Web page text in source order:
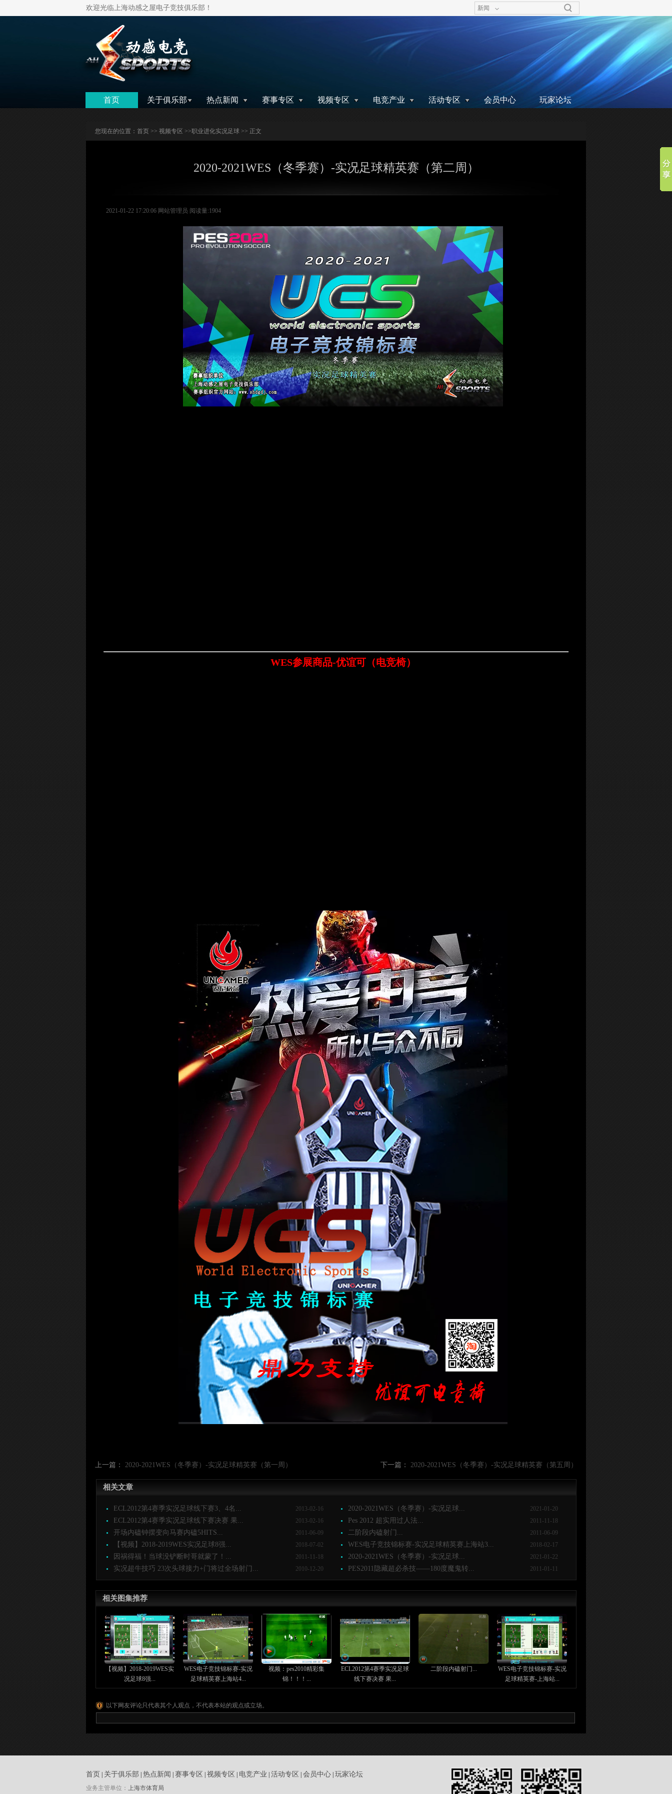
欢迎光临上海动感之屋电子竞技俱乐部！ 新闻
首页 关于俱乐部 热点新闻 赛事专区 视频专区 电竞产业 活动专区 会员中心 玩家论坛
您现在的位置： 首页 >> 视频专区 >>职业进化实况足球 >> 正文
2020-2021WES（冬季赛）-实况足球精英赛（第二周）
2021-01-22 17:20:06 网站管理员 阅读量:1904
WES参展商品-优谊可（电竞椅）
上一篇： 2020-2021WES（冬季赛）-实况足球精英赛（第一周） 下一篇： 2020-2021WES（冬季赛）-实况足球精英赛（第五周）
相关文章
2013-02-16
ECL2012第4赛季实况足球线下赛3、4名... 2021-01-20
2020-2021WES（冬季赛）-实况足球...
2013-02-16
ECL2012第4赛季实况足球线下赛决赛 果... 2011-11-18
Pes 2012 超实用过人法...
2011-06-09
开场内磕钟摆变向马赛内磕5HITS... 2011-06-09
二阶段内磕射门...
2018-07-02
【视频】2018-2019WES实况足球8强... 2018-02-17
WES电子竞技锦标赛-实况足球精英赛上海站3...
2011-11-18
因祸得福！当球没铲断时哥就蒙了！... 2021-01-22
2020-2021WES（冬季赛）-实况足球...
2010-12-20
实况超牛技巧 23次头球接力+门将过全场射门... 2011-01-11
PES2011隐藏超必杀技——180度魔鬼转...
相关图集推荐
【视频】2018-2019WES实
况足球8强...
WES电子竞技锦标赛-实况
足球精英赛上海站4...
视频：pes2010精彩集
锦！！！...
ECL2012第4赛季实况足球
线下赛决赛 果...
二阶段内磕射门...
WES电子竞技锦标赛-实况
足球精英赛-上海站...
以下网友评论只代表其个人观点，不代表本站的观点或立场。
首页 关于俱乐部 热点新闻 赛事专区 视频专区 电竞产业 活动专区 会员中心 玩家论坛
业务主管单位： 上海市体育局